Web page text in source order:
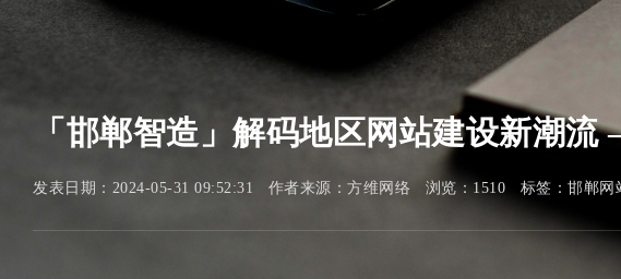
「邯郸智造」解码地区网站建设新潮
发表日期：2024-05-31 09:52:31 作者来源：方维网络 浏览：1510 标签： 邯郸网